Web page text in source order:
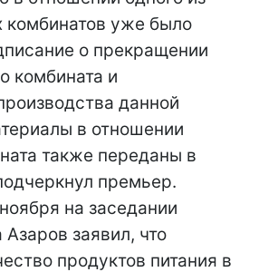
уже было
о прекращении
комбината и
данной
в отношении
также переданы в
премьер.
на заседании
Азаров заявил, что
продуктов питания в